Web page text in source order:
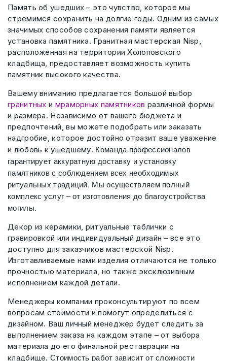
Память об ушедших – это чувство, которое мы
стремимся сохранить на долгие годы. Одним из самых
значимых способов сохранения памяти является
установка памятника. Гранитная мастерская Nisp,
расположенная на территории Холоповского
кладбища, предоставляет возможность купить
памятник высокого качества.
Вашему вниманию предлагается большой выбор
гранитных и мраморных памятников различной формы
и размера. Независимо от вашего бюджета и
предпочтений, вы можете подобрать или заказать
надгробие, которое достойно отразит ваше уважение
и любовь к ушедшему. Команда профессионалов
гарантирует аккуратную доставку и установку
памятников с соблюдением всех необходимых
ритуальных традиций. Мы осуществляем полный
комплекс услуг – от изготовления до благоустройства
могилы.
Декор из керамики, ритуальные таблички с
гравировкой или индивидуальный дизайн – все это
доступно для заказчиков мастерской Nisp.
Изготавливаемые нами изделия отличаются не только
прочностью материала, но также эксклюзивным
исполнением каждой детали.
Менеджеры компании проконсультируют по всем
вопросам стоимости и помогут определиться с
дизайном. Ваш личный менеджер будет следить за
выполнением заказа на каждом этапе – от выбора
материала до его финальной реставрации на
кладбище. Стоимость работ зависит от сложности